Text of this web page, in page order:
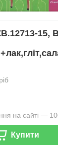
15,
на сайті —
Купити